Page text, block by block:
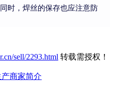
时，焊丝的保存也应注意防
sell/2293.html 转载需授权！